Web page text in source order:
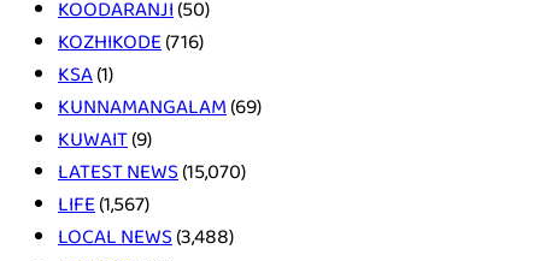
KOODARANJI(50)
KOZHIKODE(716)
KSA(1)
KUNNAMANGALAM(69)
KUWAIT(9)
LATEST NEWS(15,070)
LIFE(1,567)
LOCAL NEWS(3,488)